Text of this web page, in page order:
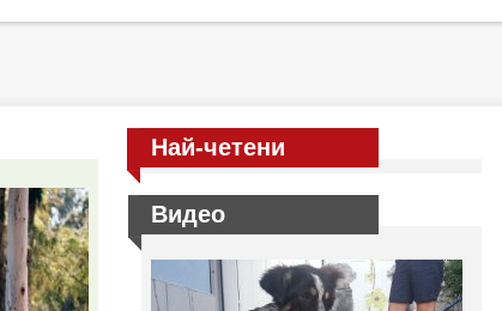
Най-четени
Видео